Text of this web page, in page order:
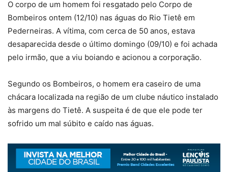
O corpo de um homem foi resgatado pelo Corpo de
Bombeiros ontem (12/10) nas águas do Rio Tietê em
Pederneiras. A vítima, com cerca de 50 anos, estava
desaparecida desde o último domingo (09/10) e foi achada
pelo irmão, que a viu boiando e acionou a corporação.
Segundo os Bombeiros, o homem era caseiro de uma
chácara localizada na região de um clube náutico instalado
às margens do Tietê. A suspeita é de que ele pode ter
sofrido um mal súbito e caído nas águas.